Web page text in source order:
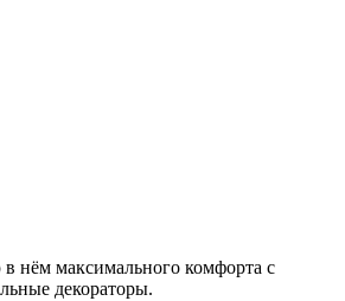
нём максимального комфорта с
декораторы.